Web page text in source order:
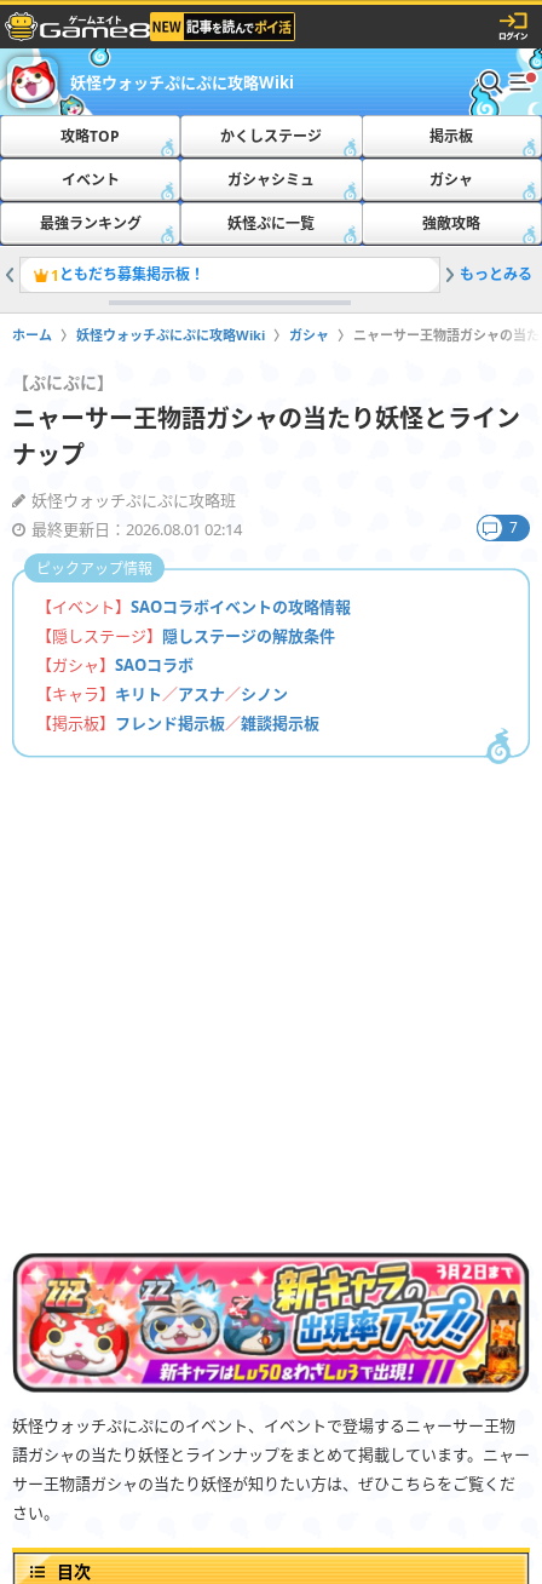
妖怪ウォッチぷにぷに攻略Wiki
攻略TOP かくしステージ 掲示板
イベント ガシャシミュ ガシャ
最強ランキング 妖怪ぷに一覧 強敵攻略
1 ともだち募集掲示板！ 2最新の
もっとみる
ホーム 妖怪ウォッチぷにぷに攻略Wiki ガシャ ニャーサー王物語ガシャの当
【ぷにぷに】
ニャーサー王物語ガシャの当たり妖怪とライン
ナップ
妖怪ウォッチぷにぷに攻略班
最終更新日：2026.08.01 02:14
7
【イベント】 SAOコラボイベントの攻略情報
【隠しステージ】 隠しステージの解放条件
【ガシャ】 SAOコラボ
【キャラ】 キリト／アスナ／シノン
【掲示板】 フレンド掲示板／雑談掲示板
ピックアップ情報
妖怪ウォッチぷにぷにのイベント、イベントで登場するニャーサー王物
語ガシャの当たり妖怪とラインナップをまとめて掲載しています。ニャー
サー王物語ガシャの当たり妖怪が知りたい方は、ぜひこちらをご覧くだ
さい。
目次